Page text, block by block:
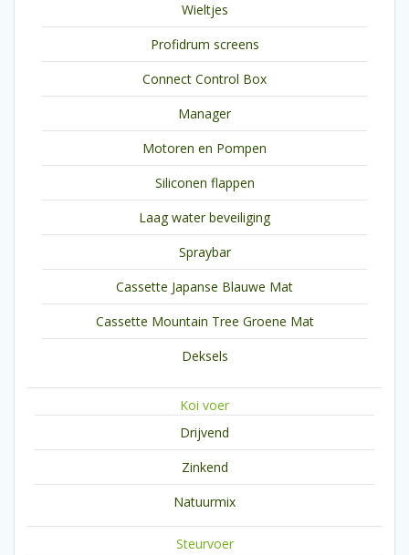
Wieltjes
Profidrum screens
Connect Control Box
Manager
Motoren en Pompen
Siliconen flappen
Laag water beveiliging
Spraybar
Cassette Japanse Blauwe Mat
Cassette Mountain Tree Groene Mat
Deksels
Koi voer
Drijvend
Zinkend
Natuurmix
Steurvoer